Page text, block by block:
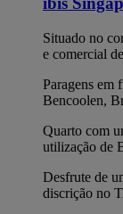
Situado no
e comercial
Paragens em
Bencoolen,
Quarto com
utilização de
Desfrute de
discrição no